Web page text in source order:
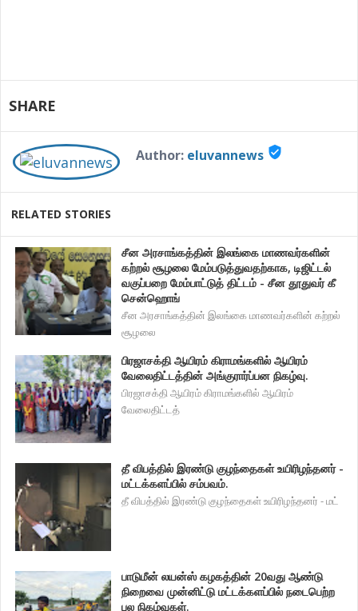
SHARE
Author: eluvannews verified_user
RELATED STORIES
சீன அரசாங்கத்தின் இலங்கை மாணவர்களின்
கற்றல் சூழலை மேம்படுத்துவதற்காக, டிஜிட்டல்
வகுப்பறை மேம்பாட்டுத் திட்டம் - சீன தூதுவர் கீ
சென்ஹொங்
சீன அரசாங்கத்தின் இலங்கை மாணவர்களின் கற்றல்
சூழலை
பிரஜாசக்தி ஆயிரம் கிராமங்களில் ஆயிரம்
வேலைதிட்டத்தின் அங்குரார்ப்பன நிகழ்வு.
பிரஜாசக்தி ஆயிரம் கிராமங்களில் ஆயிரம்
வேலைதிட்டத்
தீ விபத்தில் இரண்டு குழந்தைகள் உயிரிழந்தனர் -
மட்டக்களப்பில் சம்பவம்.
தீ விபத்தில் இரண்டு குழந்தைகள் உயிரிழந்தனர் - மட்
பாடுமீன் லயன்ஸ் கழகத்தின் 20வது ஆண்டு
நிறைவை முன்னிட்டு மட்டக்களப்பில் நடைபெற்ற
பல நிகழ்வுகள்.